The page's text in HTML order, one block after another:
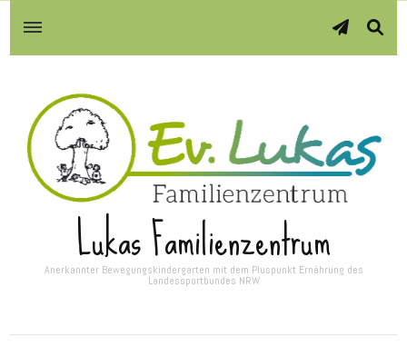
Lukas Familienzentrum
Anerkannter Bewegungskindergarten mit dem Pluspunkt Ernährung des
Landessportbundes NRW